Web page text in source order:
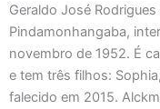
Geraldo José
Pindamonhangaba,
novembro de 1952. É
e tem três filhos:
falecido em 2015.